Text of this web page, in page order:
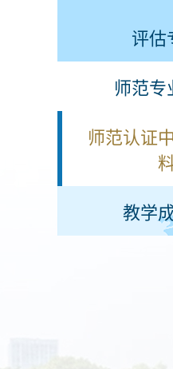
评估
师范专
师范认证
教学